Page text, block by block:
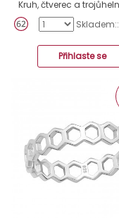
Skladem::
Přihlaste se